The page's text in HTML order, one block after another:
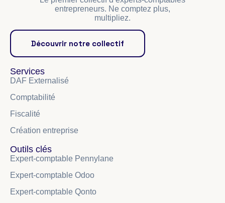
entrepreneurs. Ne comptez plus,
multipliez.
Découvrir notre collectif
Services
DAF Externalisé
Comptabilité
Fiscalité
Création entreprise
Outils clés
Expert-comptable Pennylane
Expert-comptable Odoo
Expert-comptable Qonto